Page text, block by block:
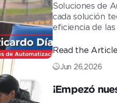
Soluciones de
cada solución
eficiencia de
Read the Article
Jun 26,2026
¡Empezó